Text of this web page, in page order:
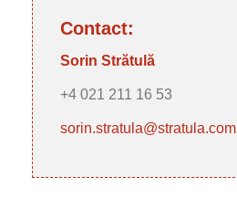
Contact:
Sorin Strătulă
+4 021 211 16 53
sorin.stratula@stratula.com